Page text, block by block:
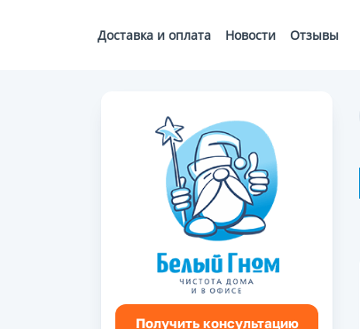
Доставка и оплата Новости Отзывы
Получить консультацию